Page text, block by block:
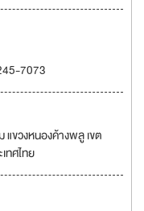
7073
แขวงหนองค้างพลู เขต
ทศไทย